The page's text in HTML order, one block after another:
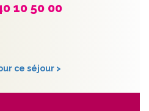
10 50 00
ce séjour >